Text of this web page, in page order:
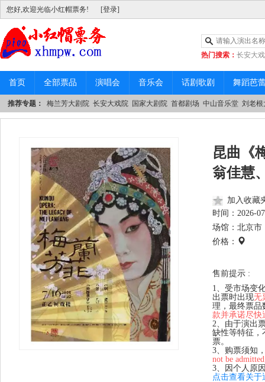
您好,欢迎光临小红帽票务! [登录]
热门搜索： 长安大
|中山音乐堂
首页 全部票品 演唱会 音乐会 话剧歌剧 舞蹈芭
推荐专题： 梅兰芳大剧院 长安大戏院 国家大剧院 首都剧场 中山音乐堂 刘老根
昆曲《
翁佳慧
加入收藏
时间： 2026-
场馆：北京市
价格：
售前提示 :
1、受市场变
出票时出现无
理，最终票品
款并承诺尽快
2、由于演出
缺性等特征，
票。
3、购票须知
not be
3、因个人原
点击查看关于